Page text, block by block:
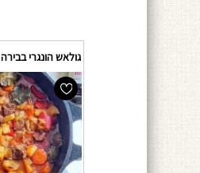
גולאש הונגרי בבירה